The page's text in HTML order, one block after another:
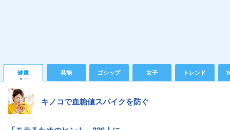
健康 芸能 ゴシップ 女子 トレンド
キノコで血糖値スパイクを防ぐ